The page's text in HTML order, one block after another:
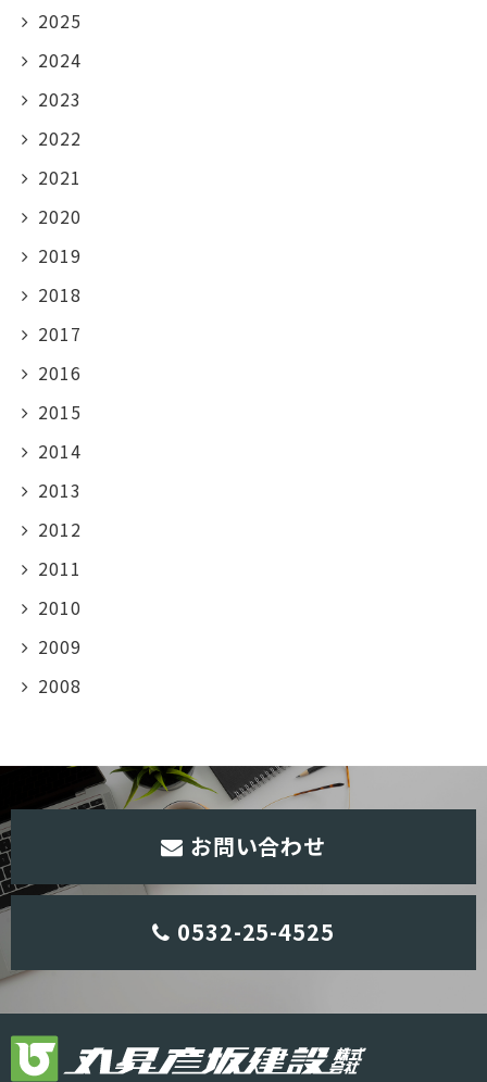
2025
2024
2023
2022
2021
2020
2019
2018
2017
2016
2015
2014
2013
2012
2011
2010
2009
2008
お問い合わせ
0532-25-4525